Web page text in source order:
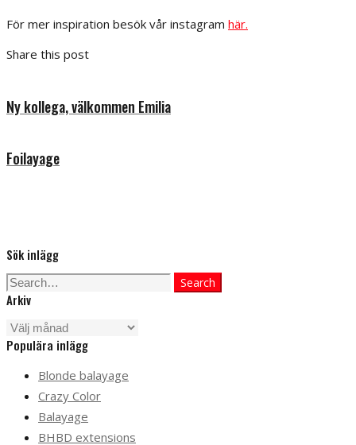
För mer inspiration besök vår instagram här.
Share this post
Ny kollega, välkommen Emilia
Foilayage
Sök inlägg
Search
for:
Search
Arkiv
Arkiv
Populära inlägg
Blonde balayage
Crazy Color
Balayage
BHBD extensions